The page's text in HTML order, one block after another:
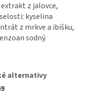
z jalovce,
kyselina
z mrkve a ibišku,
sodný.
alternativy